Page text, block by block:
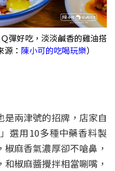
彈好吃，淡淡鹹香的雞油搭
： 陳小可的吃喝玩樂）
兩津號的招牌，店家自
選用10多種中藥香料製
麻香氣濃厚卻不嗆鼻，
椒麻醬攪拌相當唰嘴，